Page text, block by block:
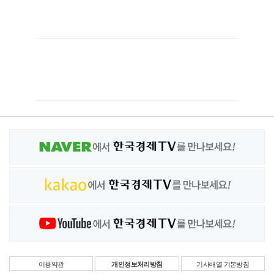
이용약관 개인정보처리방침 기사배열 기본방침